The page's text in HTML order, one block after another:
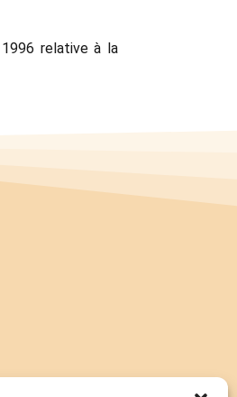
relative à la